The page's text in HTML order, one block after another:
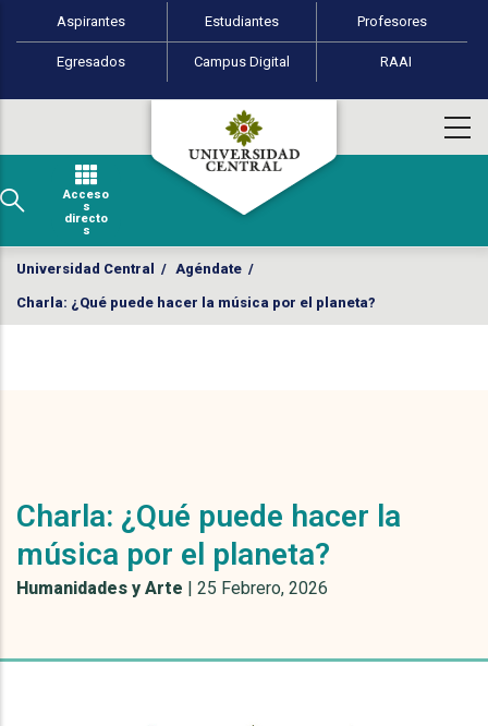
Pasar al contenido principal
Perfiles de usuario
Aspirantes Estudiantes Profesores
Egresados Campus Digital RAAI
Acceso
s
directo
s
Universidad Central / Agéndate /
Charla: ¿Qué puede hacer la música por el planeta?
Charla: ¿Qué puede hacer la
música por el planeta?
Humanidades y Arte | 25 Febrero, 2026